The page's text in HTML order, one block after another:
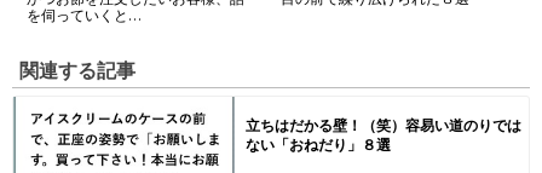
を伺っていくと…
関連する記事
立ちはだかる壁！（笑）容易い道のりでは
ない「おねだり」８選